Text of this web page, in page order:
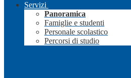
Servizi
Panoramica
Famiglie e studenti
Personale scolastico
Percorsi di studio